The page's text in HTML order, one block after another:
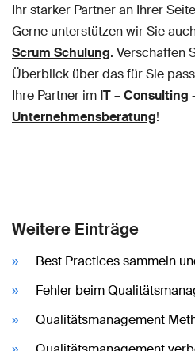
Ihr starker Partner an Ihrer
Gerne unterstützen wir Sie
Scrum Schulung. Verschaffen
Überblick über das für Sie
Ihre Partner im IT – Consulting
Unternehmensberatung!
Weitere Einträge
Best Practices sammeln
Fehler beim
Qualitätsmanagement